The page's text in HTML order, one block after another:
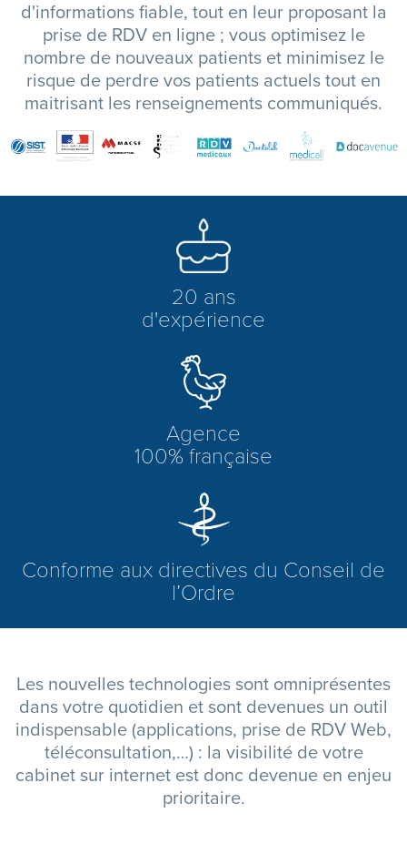
d'informations fiable, tout en leur proposant la
prise de RDV en ligne ; vous optimisez le
nombre de nouveaux patients et minimisez le
risque de perdre vos patients actuels tout en
maitrisant les renseignements communiqués.
20 ans
d'expérience
Agence
100% française
Conforme aux directives du Conseil de
l’Ordre
Les nouvelles technologies sont omniprésentes
dans votre quotidien et sont devenues un outil
indispensable (applications, prise de RDV Web,
téléconsultation,…) : la visibilité de votre
cabinet sur internet est donc devenue en enjeu
prioritaire.